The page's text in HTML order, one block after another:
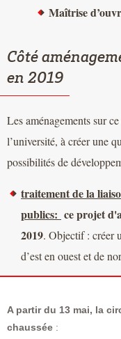
Maîtrise
Côté
en 2019
Les aménagements sur
l’université, à créer une
possibilités de
traitement de la
publics: ce projet
2019. Objectif : créer
d’est en ouest et de
A partir du 13 mai, la
chaussée :